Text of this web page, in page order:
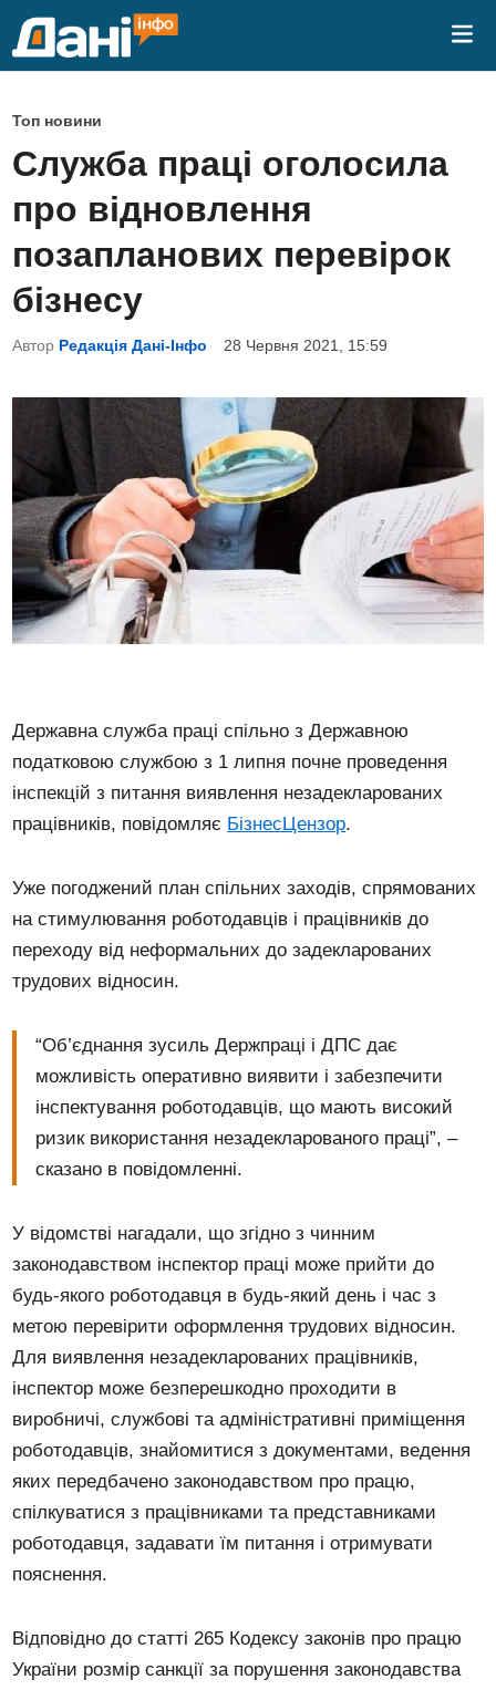
P
o
s
e
d
i
n
Топ новини
Служба праці оголосила
про відновлення
позапланових перевірок
бізнесу
Автор Редакція Дані-Інфо 28 Червня 2021, 15:59
Державна служба праці спільно з Державною
податковою службою з 1 липня почне проведення
інспекцій з питання виявлення незадекларованих
працівників, повідомляє БізнесЦензор.
Уже погоджений план спільних заходів, спрямованих
на стимулювання роботодавців і працівників до
переходу від неформальних до задекларованих
трудових відносин.
“Об’єднання зусиль Держпраці і ДПС дає
можливість оперативно виявити і забезпечити
інспектування роботодавців, що мають високий
ризик використання незадекларованого праці”, –
сказано в повідомленні.
У відомстві нагадали, що згідно з чинним
законодавством інспектор праці може прийти до
будь-якого роботодавця в будь-який день і час з
метою перевірити оформлення трудових відносин.
Для виявлення незадекларованих працівників,
інспектор може безперешкодно проходити в
виробничі, службові та адміністративні приміщення
роботодавців, знайомитися з документами, ведення
яких передбачено законодавством про працю,
спілкуватися з працівниками та представниками
роботодавця, задавати їм питання і отримувати
пояснення.
Відповідно до статті 265 Кодексу законів про працю
України розмір санкції за порушення законодавства